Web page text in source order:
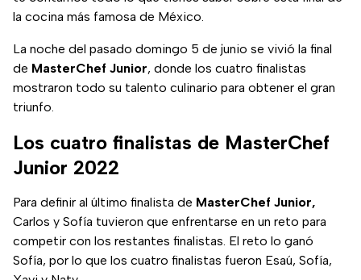
la cocina más famosa de México.
La noche del pasado domingo 5 de junio se vivió la final
de MasterChef Junior, donde los cuatro finalistas
mostraron todo su talento culinario para obtener el gran
triunfo.
Los cuatro finalistas de MasterChef
Junior 2022
Para definir al último finalista de MasterChef Junior,
Carlos y Sofía tuvieron que enfrentarse en un reto para
competir con los restantes finalistas. El reto lo ganó
Sofía, por lo que los cuatro finalistas fueron Esaú, Sofía,